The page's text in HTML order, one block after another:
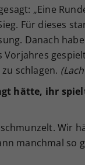
„Eine
Für dieses
Danach
schlagen.
hätte, ihr
Wir
manchmal so